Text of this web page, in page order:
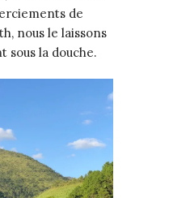
de
nous le laissons
sous la douche.